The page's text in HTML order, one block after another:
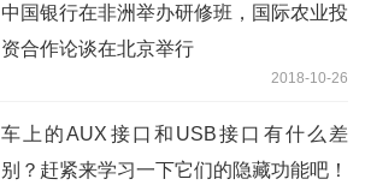
中国银行在非洲举办研修班，国际农业投
资合作论谈在北京举行
2018-10-26
车上的AUX接口和USB接口有什么差
别？赶紧来学习一下它们的隐藏功能吧！